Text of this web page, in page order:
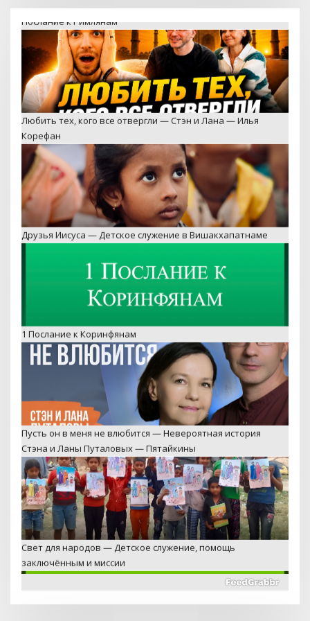
Любить тех, кого все отвергли — Стэн и Лана — Илья
Корефан
Друзья Иисуса — Детское служение в Вишакхапатнаме
1 Послание к Коринфянам
Пусть он в меня не влюбится — Невероятная история
Стэна и Ланы Путаловых — Пятайкины
Свет для народов — Детское служение, помощь
заключённым и миссии